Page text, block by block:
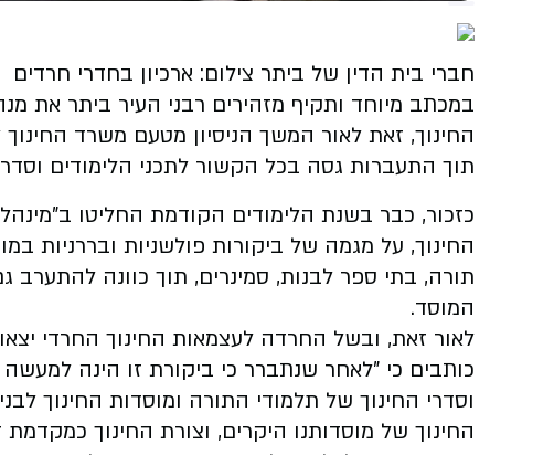
חברי בית הדין של ביתר צילום: ארכיון בחדרי חרדים
במכתב מיוחד ותקיף מזהירים רבני העיר ביתר את
החינוך, זאת לאור המשך הניסיון מטעם משרד
תוך התעברות גסה בכל הקשור לתכני הלימודים
כזכור, כבר בשנת הלימודים הקודמת החליטו
החינוך, על מגמה של ביקורות פולשניות ובררניות
תורה, בתי ספר לבנות, סמינרים, תוך כוונה להתערב
המוסד.
לאור זאת, ובשל החרדה לעצמאות החינוך החרדי
כותבים כי "לאחר שנתברר כי ביקורת זו הינה
וסדרי החינוך של תלמודי התורה ומוסדות החינוך
החינוך של מוסדותנו היקרים, וצורת החינוך